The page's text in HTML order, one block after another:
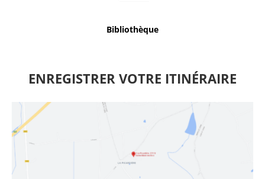
Bibliothèque
ENREGISTRER VOTRE ITINÉRAIRE